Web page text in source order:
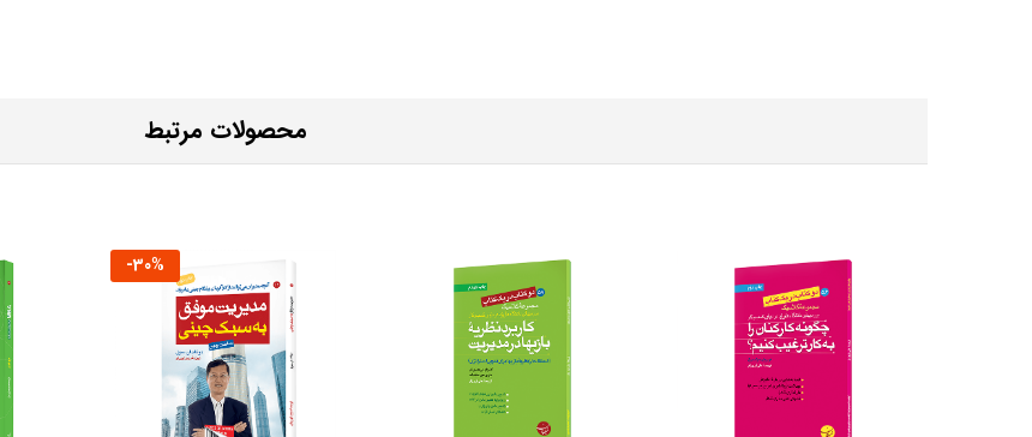
محصولات مرتبط
-30%